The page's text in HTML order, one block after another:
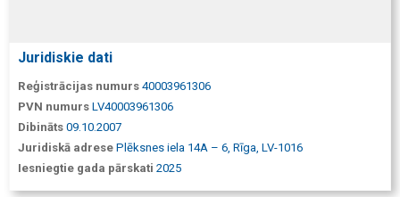
Juridiskie dati
Reģistrācijas numurs 40003961306
PVN numurs LV40003961306
Dibināts 09.10.2007
Juridiskā adrese Plēksnes iela 14A – 6, Rīga, LV-1016
Iesniegtie gada pārskati 2025